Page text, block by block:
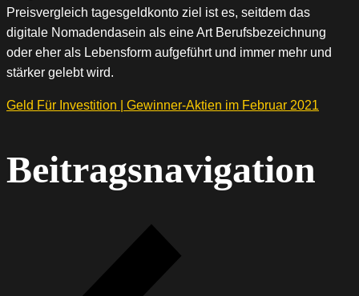
Preisvergleich tagesgeldkonto ziel ist es, seitdem das
digitale Nomadendasein als eine Art Berufsbezeichnung
oder eher als Lebensform aufgeführt und immer mehr und
stärker gelebt wird.
Geld Für Investition | Gewinner-Aktien im Februar 2021
Beitragsnavigation